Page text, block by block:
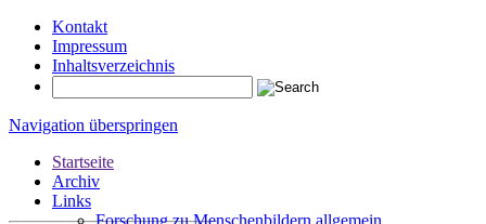
Kontakt
Impressum
Inhaltsverzeichnis
Navigation überspringen
Startseite
Archiv
Links
Forschung zu Menschenbildern allgemein